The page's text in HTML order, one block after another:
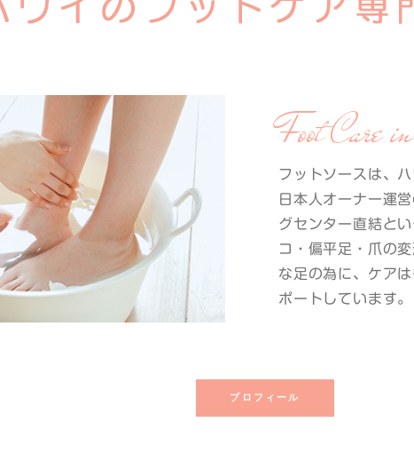
Foot Care
フットソースは、
日本人オーナー運
グセンター直結と
コ・偏平足・爪の
な足の為に、ケア
ポートしています。
プロフィール